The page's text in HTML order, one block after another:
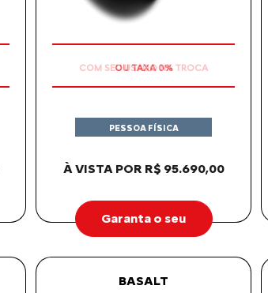
À VISTA POR R$ 95.690,00
PESSOA FÍSICA
Garanta o seu
BASALT